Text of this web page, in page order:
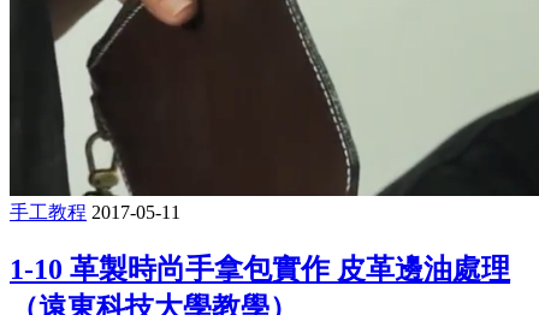
手工教程 2017-05-11
1-10 革製時尚手拿包實作 皮革邊油處理
（遠東科技大學教學）